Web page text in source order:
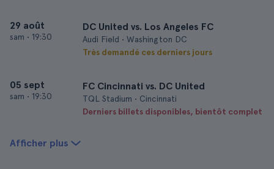
29 août
sam • 19:30
DC United vs. Los Angeles FC
Audi Field • Washington DC
Très demandé ces derniers jours
05 sept
sam • 19:30
FC Cincinnati vs. DC United
TQL Stadium • Cincinnati
Derniers billets disponibles, bientôt complet
Afficher plus